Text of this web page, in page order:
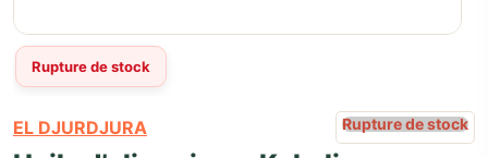
Rupture de stock
EL DJURDJURA Rupture de stock